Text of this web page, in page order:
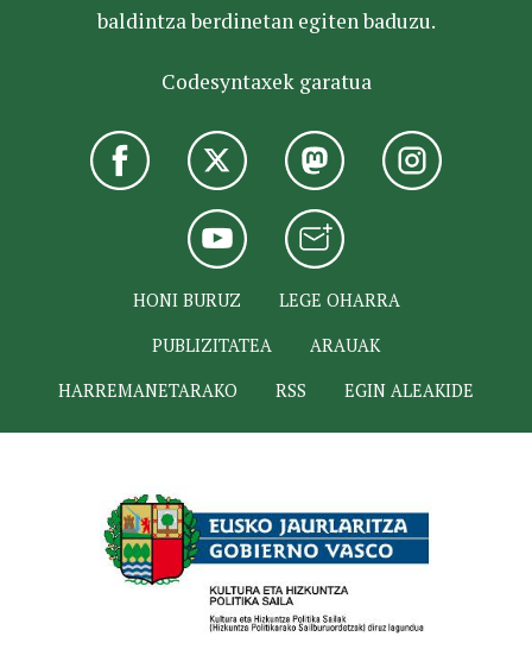
baldintza berdinetan egiten baduzu.
Codesyntaxek garatua
HONI BURUZ
LEGE OHARRA
PUBLIZITATEA
ARAUAK
HARREMANETARAKO
RSS EGIN ALEAKIDE